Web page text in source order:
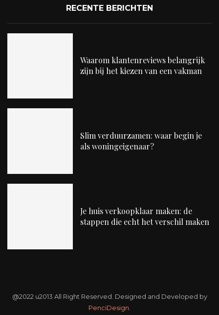
RECENTE BERICHTEN
Waarom klantenreviews belangrijk
zijn bij het kiezen van een vakman
Slim verduurzamen: waar begin je
als woningeigenaar?
Je huis verkoopklaar maken: de
stappen die echt het verschil maken
@2022 u2013 All Right Reserved. Designed and Developed by
PenciDesign.